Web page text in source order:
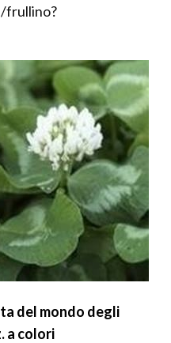
frullino?
del mondo degli
a colori